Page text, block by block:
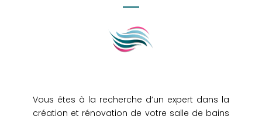
Vous êtes à la recherche d’un expert dans la
création et rénovation de votre salle de bains